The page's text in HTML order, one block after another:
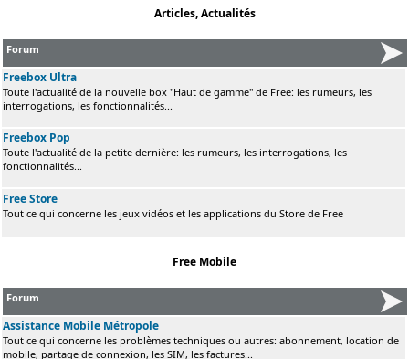
Articles, Actualités
Forum
Freebox Ultra
Toute l'actualité de la nouvelle box "Haut de gamme" de Free: les rumeurs, les
interrogations, les fonctionnalités...
Freebox Pop
Toute l'actualité de la petite dernière: les rumeurs, les interrogations, les
fonctionnalités...
Free Store
Tout ce qui concerne les jeux vidéos et les applications du Store de Free
Free Mobile
Forum
Assistance Mobile Métropole
Tout ce qui concerne les problèmes techniques ou autres: abonnement, location de
mobile, partage de connexion, les SIM, les factures...